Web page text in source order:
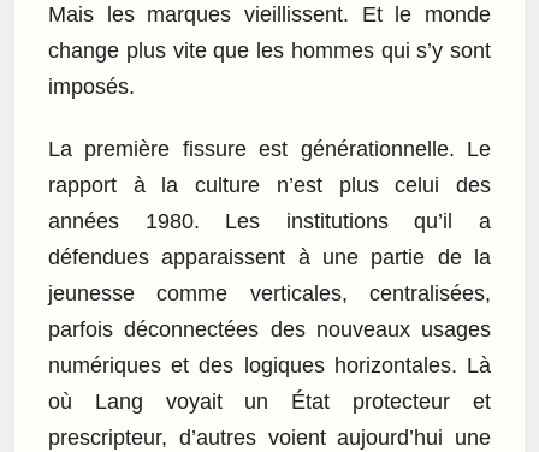
Mais les marques vieillissent. Et le monde
change plus vite que les hommes qui s’y sont
imposés.
La première fissure est générationnelle. Le
rapport à la culture n’est plus celui des
années 1980. Les institutions qu’il a
défendues apparaissent à une partie de la
jeunesse comme verticales, centralisées,
parfois déconnectées des nouveaux usages
numériques et des logiques horizontales. Là
où Lang voyait un État protecteur et
prescripteur, d’autres voient aujourd’hui une